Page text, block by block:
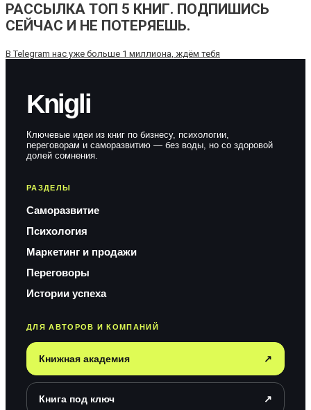
РАССЫЛКА ТОП 5 КНИГ. ПОДПИШИСЬ
СЕЙЧАС И НЕ ПОТЕРЯЕШЬ.
В Telegram нас уже больше 1 миллиона, ждём тебя
Knigli
Ключевые идеи из книг по бизнесу, психологии,
переговорам и саморазвитию — без воды, но со здоровой
долей сомнения.
РАЗДЕЛЫ
Саморазвитие
Психология
Маркетинг и продажи
Переговоры
Истории успеха
ДЛЯ АВТОРОВ И КОМПАНИЙ
Книжная академия ↗
Книга под ключ ↗